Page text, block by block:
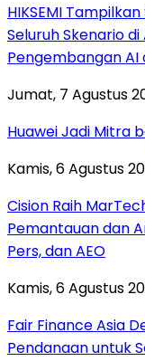
HIKSEMI
Seluruh Skenario
Pengembangan AI
Jumat, 7 Agustus
Huawei Jadi Mitra
Kamis, 6 Agustus
Cision Raih
Pemantauan dan
Pers, dan AEO
Kamis, 6 Agustus
Fair Finance Asia
Pendanaan untuk